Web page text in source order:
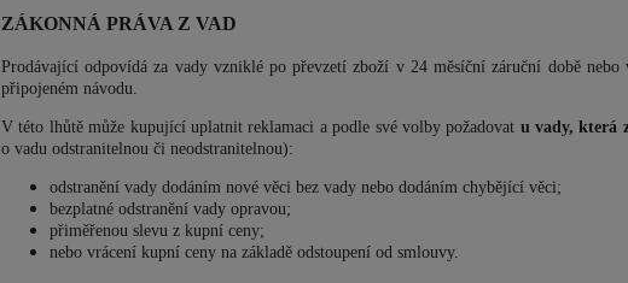
ZÁKONNÁ PRÁVA Z VAD
Prodávající odpovídá za vady vzniklé po převzetí zboží v 24 měsíční záruční době
připojeném návodu.
V této lhůtě může kupující uplatnit reklamaci a podle své volby požadovat u vady, která
o vadu odstranitelnou či neodstranitelnou):
odstranění vady dodáním nové věci bez vady nebo dodáním chybějící věci;
bezplatné odstranění vady opravou;
přiměřenou slevu z kupní ceny;
nebo vrácení kupní ceny na základě odstoupení od smlouvy.